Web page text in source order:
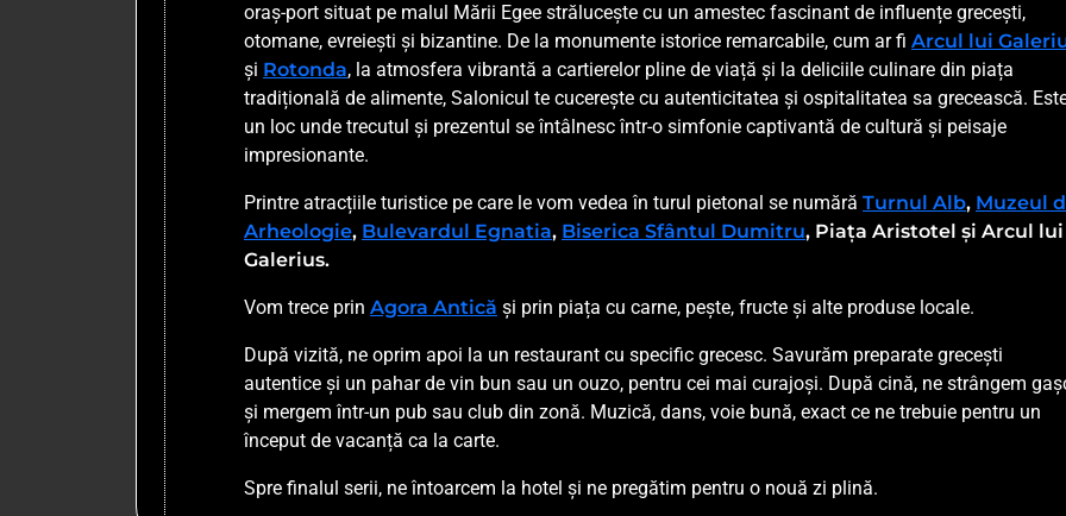
oraș-port situat pe malul Mării Egee strălucește cu un amestec fascinant de influențe grecești,
otomane, evreiești și bizantine. De la monumente istorice remarcabile, cum ar fi Arcul lui
și Rotonda, la atmosfera vibrantă a cartierelor pline de viață și la deliciile culinare din piața
tradițională de alimente, Salonicul te cucerește cu autenticitatea și ospitalitatea sa grecească.
un loc unde trecutul și prezentul se întâlnesc într-o simfonie captivantă de cultură și peisaje
impresionante.
Printre atracțiile turistice pe care le vom vedea în turul pietonal se numără Turnul Alb, Muzeul
Arheologie, Bulevardul Egnatia, Biserica Sfântul Dumitru, Piața Aristotel și Arcul lui
Galerius.
Vom trece prin Agora Antică și prin piața cu carne, pește, fructe și alte produse locale.
După vizită, ne oprim apoi la un restaurant cu specific grecesc. Savurăm preparate grecești
autentice și un pahar de vin bun sau un ouzo, pentru cei mai curajoși. După cină, ne strângem
și mergem într-un pub sau club din zonă. Muzică, dans, voie bună, exact ce ne trebuie pentru un
început de vacanță ca la carte.
Spre finalul serii, ne întoarcem la hotel și ne pregătim pentru o nouă zi plină.